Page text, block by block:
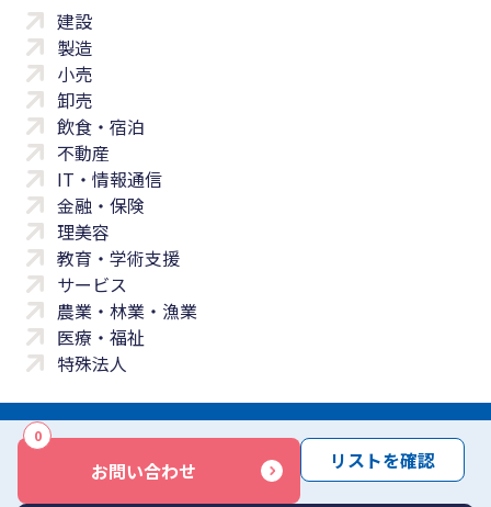
お問い合わせ
0
リストを確認
建設
製造
小売
卸売
飲食・宿泊
不動産
IT・情報通信
金融・保険
理美容
教育・学術支援
サービス
農業・林業・漁業
医療・福祉
特殊法人
サイトマップ 免責事項
サービス利用規約
商標について反社会勢力に対する基本方針 お問い合わせ